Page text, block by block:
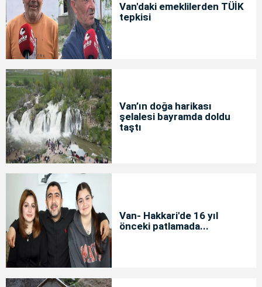
Van'daki emeklilerden TÜİK
tepkisi
Van’ın doğa harikası
şelalesi bayramda doldu
taştı
Van- Hakkari'de 16 yıl
önceki patlamada...